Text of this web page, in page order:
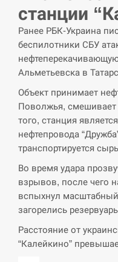
СЕРПЕНЬ
13:53
В Москве
дронов Украины
СЕРПЕНЬ
Біля
виявили дрон,
СЕРПЕНЬ
13:23
“Они должны
ответили, как
СЕРПЕНЬ
станции
Ранее РБК-Украина
беспилотники СБУ
Альметьевска в
Объект принимает
Поволжья, смешивает
того, станция
нефтепровода
транспортируется
Во время удара
взрывов, после чего
вспыхнул
загорелись
Расстояние от
“Калейкино”